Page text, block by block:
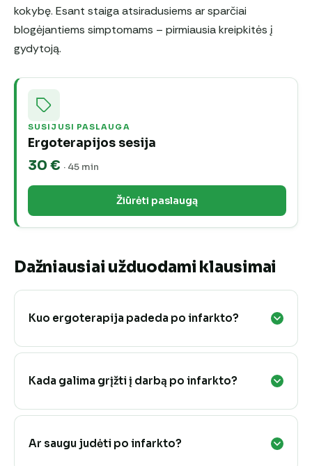
kokybę. Esant staiga atsiradusiems ar sparčiai
blogėjantiems simptomams – pirmiausia kreipkitės į
gydytoją.
SUSIJUSI PASLAUGA
Ergoterapijos sesija
30 € · 45 min
Žiūrėti paslaugą
Dažniausiai užduodami klausimai
Kuo ergoterapija padeda po infarkto?
Kada galima grįžti į darbą po infarkto?
Ar saugu judėti po infarkto?